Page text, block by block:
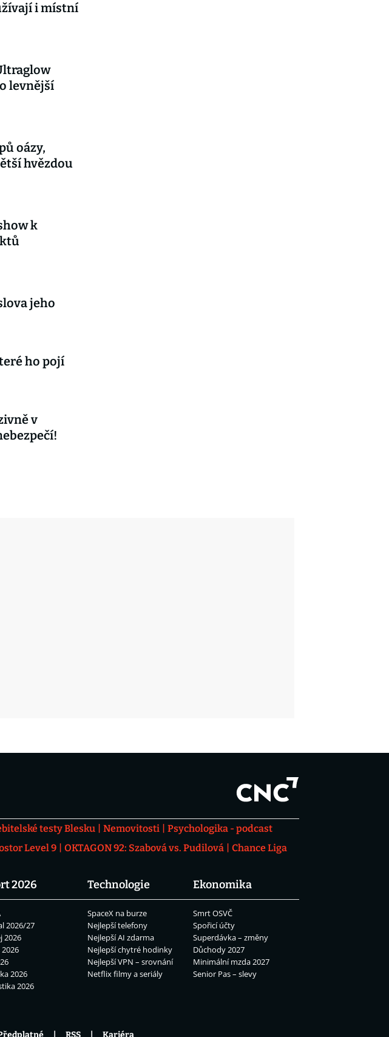
i místní
levnější
oázy,
hvězdou
k
jeho
ho pojí
v
testy Blesku Nemovitosti
Psychologika - podcast
Level 9 OKTAGON 92: Szabová vs. Pudilová
Chance Liga
2026
2026/27
2026
2026
2026
Technologie
SpaceX na burze
Nejlepší telefony
Nejlepší AI zdarma
Nejlepší chytré hodinky
Nejlepší VPN – srovnání
Netflix filmy a seriály
Ekonomika
Smrt OSVČ
Spořicí účty
Superdávka – změny
Důchody 2027
Minimální mzda 2027
Senior Pas – slevy